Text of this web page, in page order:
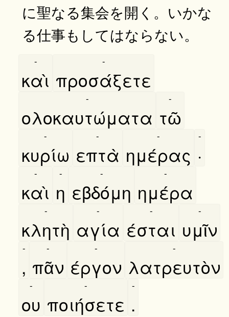
に聖なる集会を開く。いかな
る仕事もしてはならない。
καὶ
-
προσάξετε
-
ολοκαυτώματα
-
τῶ
-
κυρίω
-
επτὰ
-
ημέρας
-
·
-
καὶ
-
η
-
εβδόμη
-
ημέρα
-
κλητὴ
-
αγία
-
έσται
-
υμῖν
-
,
-
πᾶν
-
έργον
-
λατρευτὸν
-
ου
-
ποιήσετε
-
.
-